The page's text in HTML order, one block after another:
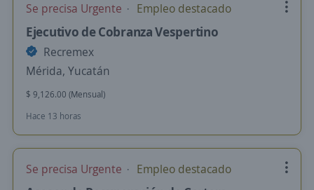
Se precisa Urgente Empleo destacado
Ejecutivo de Cobranza Vespertino
Recremex
Mérida, Yucatán
$ 9,126.00 (Mensual)
Hace 13 horas
Se precisa Urgente Empleo destacado